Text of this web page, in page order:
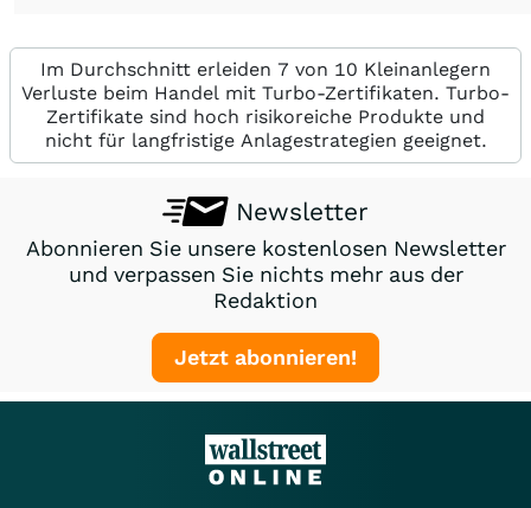
Im Durchschnitt erleiden 7 von 10 Kleinanlegern
Verluste beim Handel mit Turbo-Zertifikaten. Turbo-
Zertifikate sind hoch risikoreiche Produkte und
nicht für langfristige Anlagestrategien geeignet.
Newsletter
Abonnieren Sie unsere kostenlosen Newsletter
und verpassen Sie nichts mehr aus der
Redaktion
Jetzt abonnieren!